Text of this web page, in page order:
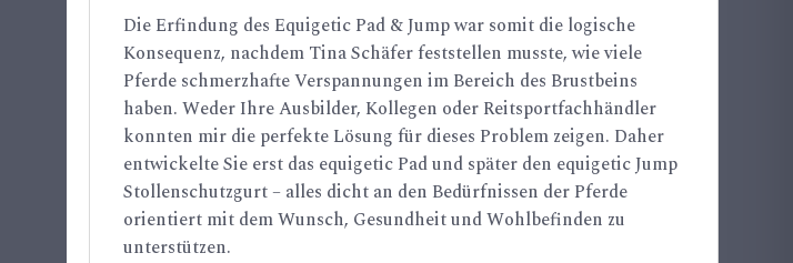
Die Erfindung des Equigetic Pad & Jump war somit die logische
Konsequenz, nachdem Tina Schäfer feststellen musste, wie viele
Pferde schmerzhafte Verspannungen im Bereich des Brustbeins
haben. Weder Ihre Ausbilder, Kollegen oder Reitsportfachhändler
konnten mir die perfekte Lösung für dieses Problem zeigen. Daher
entwickelte Sie erst das equigetic Pad und später den equigetic Jump
Stollenschutzgurt – alles dicht an den Bedürfnissen der Pferde
orientiert mit dem Wunsch, Gesundheit und Wohlbefinden zu
unterstützen.